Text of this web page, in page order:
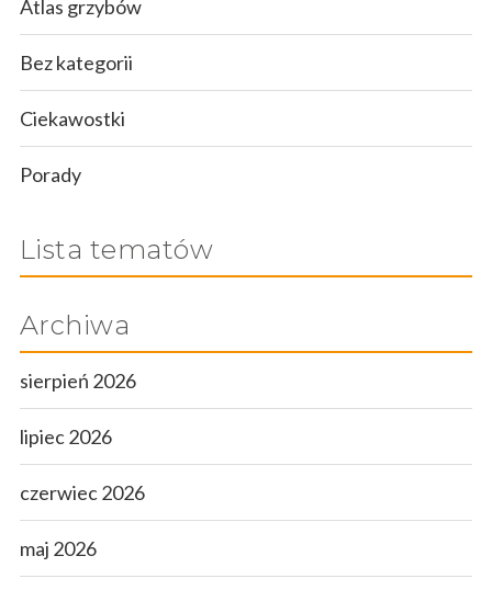
Atlas grzybów
Bez kategorii
Ciekawostki
Porady
Lista tematów
Archiwa
sierpień 2026
lipiec 2026
czerwiec 2026
maj 2026